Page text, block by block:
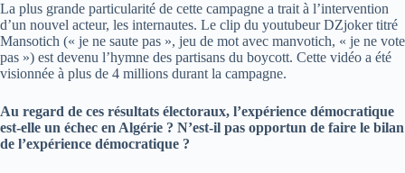
La plus grande particularité de cette campagne a trait à l’intervention
d’un nouvel acteur, les internautes. Le clip du youtubeur DZjoker titré
Mansotich (« je ne saute pas », jeu de mot avec manvotich, « je ne vote
pas ») est devenu l’hymne des partisans du boycott. Cette vidéo a été
visionnée à plus de 4 millions durant la campagne.
Au regard de ces résultats électoraux, l’expérience démocratique
est-elle un échec en Algérie ? N’est-il pas opportun de faire le bilan
de l’expérience démocratique ?